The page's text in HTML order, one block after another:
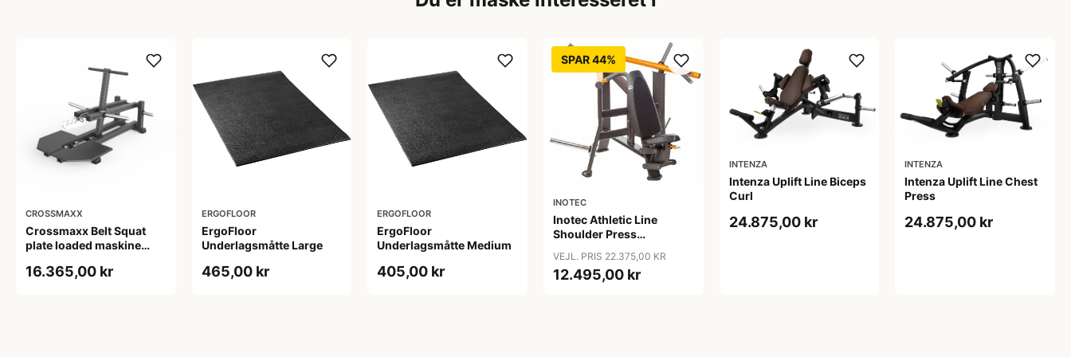
CROSSMAXX
Crossmaxx Belt Squat
plate loaded maskine
band pegs til effektiv og
16.365,00 kr
ERGOFLOOR
ErgoFloor
Underlagsmåtte Large
465,00 kr
ERGOFLOOR
ErgoFloor
Underlagsmåtte Medium
405,00 kr
SPAR 44%
INOTEC
Inotec Athletic Line
Shoulder Press
VEJL. PRIS 22.375,00 KR
12.495,00 kr
INTENZA
Intenza Uplift Line Biceps
Curl
24.875,00 kr
INTENZA
Intenza Uplift Line Chest
Press
24.875,00 kr